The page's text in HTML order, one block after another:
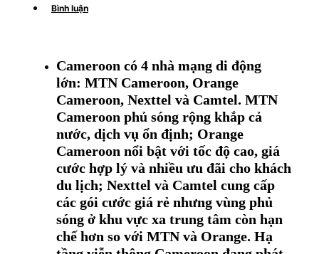
Bình luận
Cameroon có 4 nhà mạng di động
lớn: MTN Cameroon, Orange
Cameroon, Nexttel và Camtel. MTN
Cameroon phủ sóng rộng khắp cả
nước, dịch vụ ổn định; Orange
Cameroon nổi bật với tốc độ cao, giá
cước hợp lý và nhiều ưu đãi cho khách
du lịch; Nexttel và Camtel cung cấp
các gói cước giá rẻ nhưng vùng phủ
sóng ở khu vực xa trung tâm còn hạn
chế hơn so với MTN và Orange. Hạ